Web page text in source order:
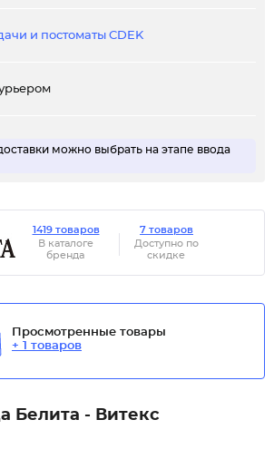
и постоматы CDEK
можно выбрать на этапе ввода
1419 товаров
В каталоге
бренда
7 товаров
Доступно по
скидке
Просмотренные товары
+ 1 товаров
Белита - Витекс